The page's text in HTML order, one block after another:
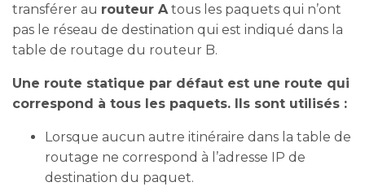
transférer au routeur Atous les paquets qui n’ont
pas le réseau de destination qui est indiqué dans la
table de routage du routeur B.
Une route statique par défaut est une route qui
correspond à tous les paquets. Ils sont utilisés :
Lorsque aucun autre itinéraire dans la table de
routage ne correspond à l’adresse IP de
destination du paquet.